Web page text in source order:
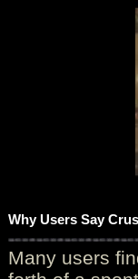
Why Users Say
Many users